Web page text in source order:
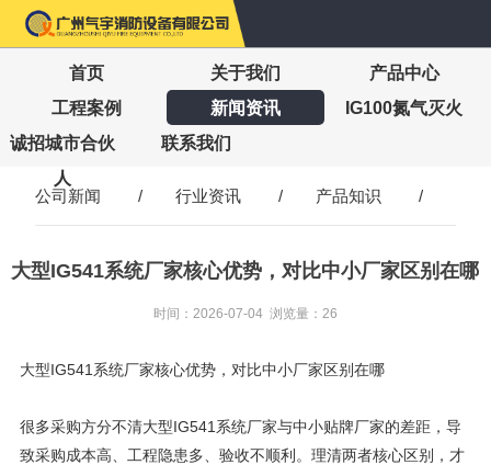
首页 关于我们
产品中心
工程案例
新闻资讯
IG100氮气灭火
诚招城市合伙
人
联系我们
公司新闻 / 行业资讯 / 产品知识 /
大型IG541系统厂家核心优势，对比中小厂家区别在哪
时间：2026-07-04 浏览量：26
大型IG541系统厂家核心优势，对比中小厂家区别在哪
很多采购方分不清大型IG541系统厂家与中小贴牌厂家的差距，导
致采购成本高、工程隐患多、验收不顺利。理清两者核心区别，才